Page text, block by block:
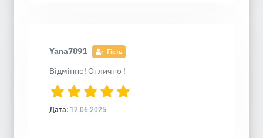
Yana7891 Гість
Відмінно! Отлично !
Дата: 12.06.2025